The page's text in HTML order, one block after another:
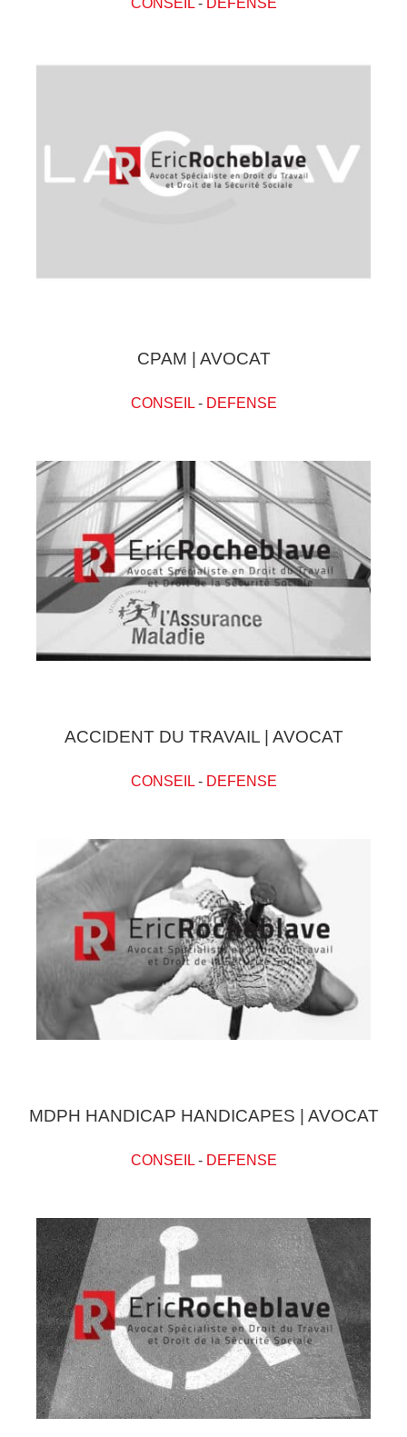
CPAM | AVOCAT
CONSEIL- DEFENSE
ACCIDENT DU TRAVAIL | AVOCAT
CONSEIL- DEFENSE
MDPH HANDICAP HANDICAPES | AVOCAT
CONSEIL- DEFENSE